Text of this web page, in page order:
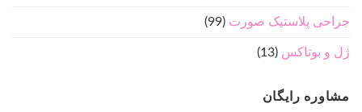
جراحی پلاستیک صورت (99)
ژل و بوتاکس (13)
مشاوره رایگان